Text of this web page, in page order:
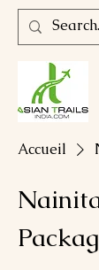
Accueil